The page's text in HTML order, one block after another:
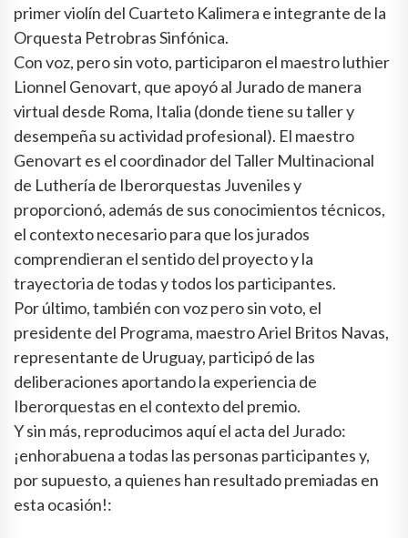
primer violín del Cuarteto Kalimera e integrante de la
Orquesta Petrobras Sinfónica.
Con voz, pero sin voto, participaron el maestro luthier
Lionnel Genovart, que apoyó al Jurado de manera
virtual desde Roma, Italia (donde tiene su taller y
desempeña su actividad profesional). El maestro
Genovart es el coordinador del Taller Multinacional
de Luthería de Iberorquestas Juveniles y
proporcionó, además de sus conocimientos técnicos,
el contexto necesario para que los jurados
comprendieran el sentido del proyecto y la
trayectoria de todas y todos los participantes.
Por último, también con voz pero sin voto, el
presidente del Programa, maestro Ariel Britos Navas,
representante de Uruguay, participó de las
deliberaciones aportando la experiencia de
Iberorquestas en el contexto del premio.
Y sin más, reproducimos aquí el acta del Jurado:
¡enhorabuena a todas las personas participantes y,
por supuesto, a quienes han resultado premiadas en
esta ocasión!: